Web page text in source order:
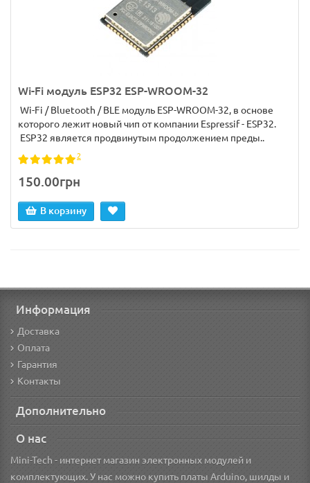
Wi-Fi модуль ESP32 ESP-WROOM-32
Wi-Fi / Bluetooth / BLE модуль ESP-WROOM-32, в основе
которого лежит новый чип от компании Espressif - ESP32.
ESP32 является продвинутым продолжением преды..
2
150.00грн
В корзину
Информация
Доставка
Оплата
Гарантия
Контакты
Дополнительно
О нас
Mini-Tech - интернет магазин электронных модулей и
комплектующих. У нас можно купить платы Arduino, шилды и